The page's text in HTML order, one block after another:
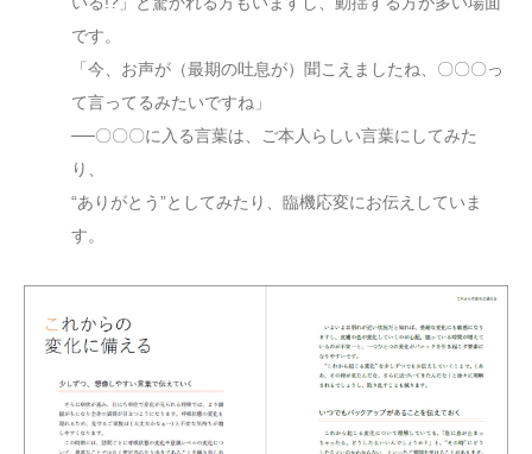
です。
「今、お声が（最期の吐息が）聞こえましたね、〇〇〇っ
て言ってるみたいですね」
──〇〇〇に入る言葉は、ご本人らしい言葉にしてみた
り、
“ありがとう”としてみたり、臨機応変にお伝えしていま
す。